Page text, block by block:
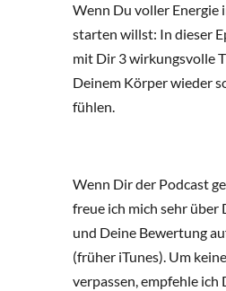
Wenn Du voller Energie
starten willst: In dieser
mit Dir 3 wirkungsvolle
Deinem Körper wieder
fühlen.
Wenn Dir der Podcast
freue ich mich sehr über
und Deine Bewertung
(früher iTunes). Um
verpassen, empfehle ich